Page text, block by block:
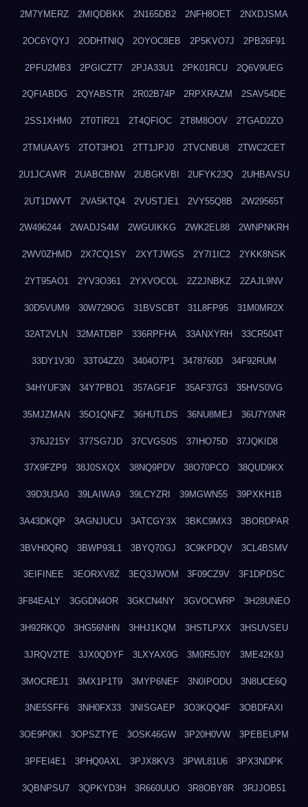
2M7YMERZ 2MIQDBKK 2N165DB2 2NFH8OET 2NXDJSMA
2OC6YQYJ 2ODHTNIQ 2OYOC8EB 2P5KVO7J 2PB26F91
2PFU2MB3 2PGICZT7 2PJA33U1 2PK01RCU 2Q6V9UEG
2QFIABDG 2QYABSTR 2R02B74P 2RPXRAZM 2SAV54DE
2SS1XHM0 2T0TIR21 2T4QFIOC 2T8M8OOV 2TGAD2ZO
2TMUAAY5 2TOT3HO1 2TT1JPJ0 2TVCNBU8 2TWC2CET
2U1JCAWR 2UABCBNW 2UBGKVBI 2UFYK23Q 2UHBAVSU
2UT1DWVT 2VA5KTQ4 2VUSTJE1 2VY55Q8B 2W29565T
2W496244 2WADJS4M 2WGUIKKG 2WK2EL88 2WNPNKRH
2WV0ZHMD 2X7CQ1SY 2XYTJWGS 2Y7I1IC2 2YKK8NSK
2YT95AO1 2YV3O361 2YXVOCOL 2Z2JNBKZ 2ZAJL9NV
30D5VUM9 30W729OG 31BVSCBT 31L8FP95 31M0MR2X
32AT2VLN 32MATDBP 336RPFHA 33ANXYRH 33CR504T
33DY1V30 33T04ZZ0 3404O7P1 3478760D 34F92RUM
34HYUF3N 34Y7PBO1 357AGF1F 35AF37G3 35HVS0VG
35MJZMAN 35O1QNFZ 36HUTLDS 36NU8MEJ 36U7Y0NR
376J215Y 377SG7JD 37CVGS0S 37IHO75D 37JQKID8
37X9FZP9 38J0SXQX 38NQ9PDV 38O70PCO 38QUD9KX
39D3U3A0 39LAIWA9 39LCYZRI 39MGWN55 39PXKH1B
3A43DKQP 3AGNJUCU 3ATCGY3X 3BKC9MX3 3BORDPAR
3BVH0QRQ 3BWP93L1 3BYQ70GJ 3C9KPDQV 3CL4BSMV
3EIFINEE 3EORXV8Z 3EQ3JWOM 3F09CZ9V 3F1DPDSC
3F84EALY 3GGDN4OR 3GKCN4NY 3GVOCWRP 3H28UNEO
3H92RKQ0 3HG56NHN 3HHJ1KQM 3HSTLPXX 3HSUVSEU
3JRQV2TE 3JX0QDYF 3LXYAX0G 3M0R5J0Y 3ME42K9J
3MOCREJ1 3MX1P1T9 3MYP6NEF 3N0IPODU 3N8UCE6Q
3NE5SFF6 3NH0FX33 3NISGAEP 3O3KQQ4F 3OBDFAXI
3OE9P0KI 3OPSZTYE 3OSK46GW 3P20H0VW 3PEBEUPM
3PFEI4E1 3PHQ0AXL 3PJX8KV3 3PWL81U6 3PX3NDPK
3QBNPSU7 3QPKYD3H 3R660UUO 3R8OBY8R 3RJJOB51